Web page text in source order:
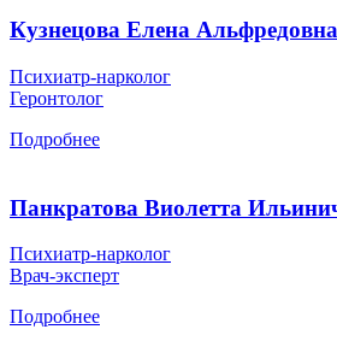
Кузнецова Елена Альфредовна
Психиатр-нарколог
Геронтолог
Подробнее
Панкратова Виолетта
Психиатр-нарколог
Врач-эксперт
Подробнее